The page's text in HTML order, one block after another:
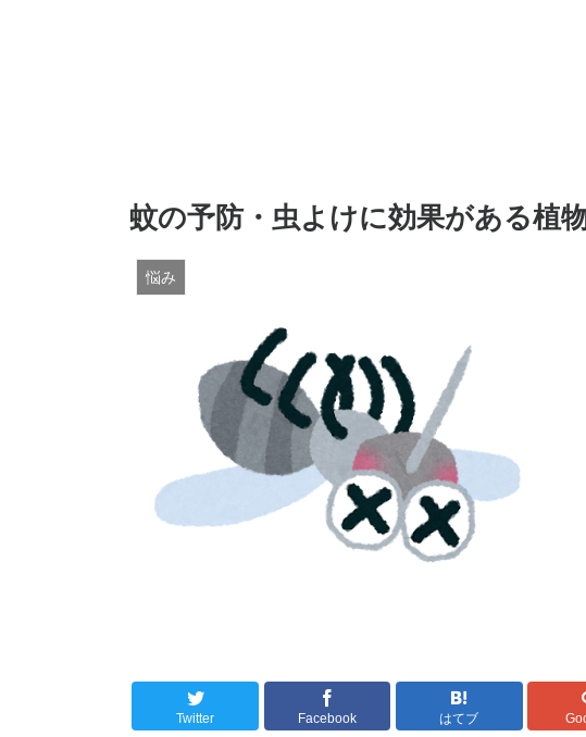
蚊の予防・虫よけに効果がある植
悩み
Twitter Facebook はてブ